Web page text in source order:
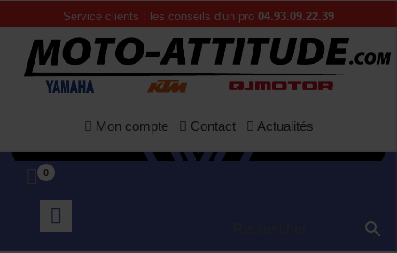
Service clients : les conseils d'un pro 04.93.09.22.39
Mon compte Contact Actualités
0
